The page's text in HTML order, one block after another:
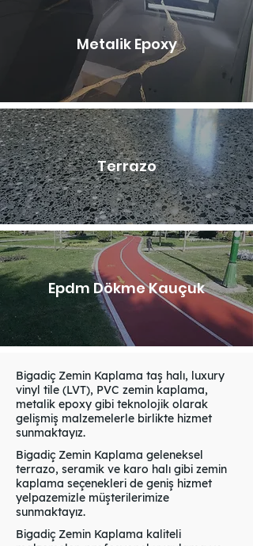
Metalik Epoxy
Terrazo
Epdm Dökme Kauçuk
Bigadiç Zemin Kaplama taş halı, luxury
vinyl tile (LVT), PVC zemin kaplama,
metalik epoxy gibi teknolojik olarak
gelişmiş malzemelerle birlikte hizmet
sunmaktayız.
Bigadiç Zemin Kaplama geleneksel
terrazo, seramik ve karo halı gibi zemin
kaplama seçenekleri de geniş hizmet
yelpazemizle müşterilerimize
sunmaktayız.
Bigadiç Zemin Kaplama kaliteli